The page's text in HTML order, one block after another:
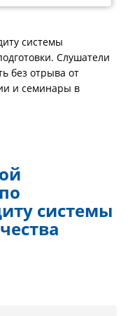
системы
Слушатели
без отрыва от
и семинары в
системы